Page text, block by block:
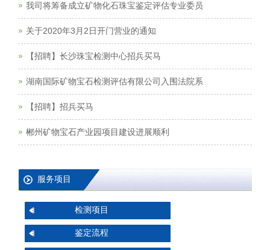
我司将筹备成立矿物化石珠宝鉴定评估专业委员
关于2020年3月2日开门营业的通知
【招聘】长沙珠宝检测中心招兵买马
湖南国际矿物宝石检测评估有限公司入围法院系
【招聘】招兵买马
郴州矿物宝石产业园项目建设进展顺利
服务项目
检测项目
鉴定流程